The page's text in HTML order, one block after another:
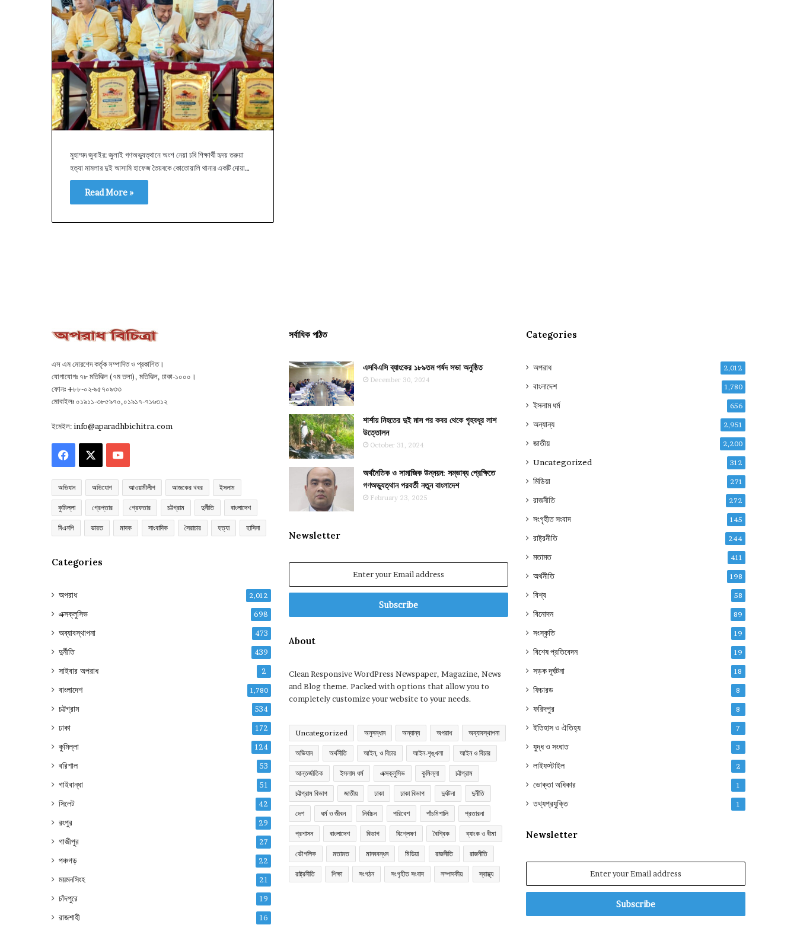
মুহাম্মদ জুবাইর: জুলাই গণঅভ্যুত্থানে অংশ নেয়া চবি শিক্ষার্থী হৃদয় তরুয়া
হত্যা মামলার দুই আসামি হাফেজ তৈয়বকে কোতোয়ালি থানার একটি দোয়া…
Read More »
এস এম মোরশেদ কর্তৃক সম্পাদিত ও প্রকাশিত।
যোগাযোগঃ ৭৮ মতিঝিল (৭ম তলা), মতিঝিল, ঢাকা-১০০০।
ফোনঃ +৮৮-০২-৯৫৭০৯৩৩
মোবাইলঃ ০১৯১১-৩৮৫৯৭০,০১৯১৭-৭১৬৩১২
ইমেইল:info@aparadhbichitra.com
Facebook YouTube
অভিযান অভিযোগ আওয়ামীলীগ আজকের খবর ইসলাম
কুমিল্লা গ্রেপ্তার গ্রেফতার চট্টগ্রাম দুর্নীতি বাংলাদেশ
বিএনপি ভারত মাদক সাংবাদিক সৈরাচার হত্যা হাসিনা
Categories
অপরাধ 2,012
এক্সক্লুসিভ 698
অব্যাবস্থাপনা 473
দুর্নীতি 439
সাইবার অপরাধ 2
বাংলাদেশ 1,780
চট্টগ্রাম 534
ঢাকা 172
কুমিল্লা 124
বরিশাল 53
গাইবান্ধা 51
সিলেট 42
রংপুর 29
গাজীপুর 27
পঞ্চগড় 22
ময়মনসিংহ 21
চাঁদপুরে 19
রাজশাহী 16
সর্বাধিক পঠিত
এসবিএসি ব্যাংকের ১৮৯তম পর্ষদ সভা অনুষ্ঠিত
December 30, 2024
শার্শায় নিহতের দুই মাস পর কবর থেকে গৃহবধূর লাশ
উত্তোলন
October 31, 2024
অর্থনৈতিক ও সামাজিক উন্নয়ন: সম্ভাব্য প্রেক্ষিতে
গণঅভ্যুত্থান পরবর্তী নতুন বাংলাদেশ
February 23, 2025
Newsletter
Email
About
Clean Responsive WordPress Newspaper, Magazine, News
and Blog theme. Packed with options that allow you to
completely customize your website to your needs.
Uncategorized অনুসন্ধান অন্যান্য অপরাধ অব্যাবস্থাপনা
অভিযান অর্থনীতি আইন, ও বিচার আইন-শৃঙ্খলা আইন ও বিচার
আন্তর্জাতিক ইসলাম ধর্ম এক্সক্লুসিভ কুমিল্লা চট্টগ্রাম
চট্টগ্রাম বিভাগ জাতীয় ঢাকা ঢাকা বিভাগ দুর্ঘটনা দুর্নীতি
দেশ ধর্ম ও জীবন নির্বাচন পরিবেশ পাঁচমিশালি প্রতারনা
প্রশাসন বাংলাদেশ বিভাগ বিশ্লেষণ বৈশ্বিক ব্যাংক ও বীমা
ভৌগলিক মতামত মানববন্ধন মিডিয়া রাজনীতি রাজনীতি
রাষ্ট্রনীতি শিক্ষা সংগঠন সংগৃহীত সংবাদ সম্পাদকীয় স্বাস্থ্য
Categories
অপরাধ 2,012
বাংলাদেশ 1,780
ইসলাম ধর্ম 656
অন্যান্য 2,951
জাতীয় 2,200
Uncategorized 312
মিডিয়া 271
রাজনীতি 272
সংগৃহীত সংবাদ 145
রাষ্ট্রনীতি 244
মতামত 411
অর্থনীতি 198
বিশ্ব 58
বিনোদন 89
সংস্কৃতি 19
বিশেষ প্রতিবেদন 19
সড়ক দূর্ঘটনা 18
ফিচারড 8
ফরিদপুর 8
ইতিহাস ও ঐতিহ্য 7
যুদ্ধ ও সংঘাত 3
লাইফস্টাইল 2
ভোক্তা অধিকার 1
তথ্যপ্রযুক্তি 1
Newsletter
Email